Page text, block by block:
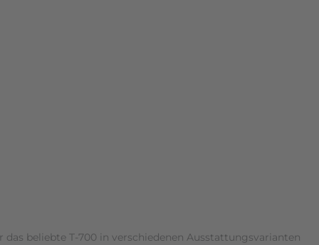
beliebte T-700 in verschiedenen Ausstattungsvarianten